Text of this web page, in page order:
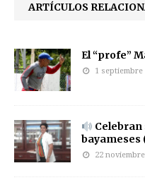
ARTÍCULOS
El “profe”
1 septiembre
bayameses
22